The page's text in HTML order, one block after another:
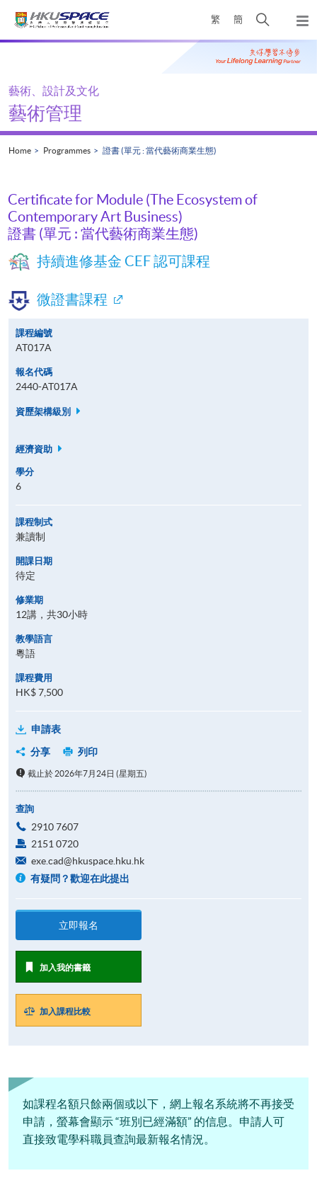
繁 簡
Open
search
panel
Main
藝術、設計及文化
藝術管理
Home Programmes 證書 (單元 : 當代藝術商業生態)
Certificate for Module (The Ecosystem of
Contemporary Art Business)
證書 (單元 : 當代藝術商業生態)
持續進修基金 CEF 認可課程
微證書課程
課程編號
AT017A
報名代碼
2440-AT017A
資歷架構級別
經濟資助
學分
6
課程制式
兼讀制
開課日期
待定
修業期
12講，共30小時
教學語言
粵語
課程費用
HK$ 7,500
申請表
分享
列印
截止於 2026年7月24日 (星期五)
查詢
2910 7607
2151 0720
exe.cad@hkuspace.hku.hk
有疑問？歡迎在此提出
立即報名
加入我的書籤
加入課程比較
如課程名額只餘兩個或以下，網上報名系統將不再接受
申請，螢幕會顯示 “班別已經滿額” 的信息。申請人可
直接致電學科職員查詢最新報名情況。